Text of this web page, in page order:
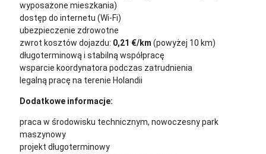
wyposażone mieszkania)
dostęp do internetu (Wi-Fi)
ubezpieczenie zdrowotne
zwrot kosztów dojazdu: 0,21 €/km (powyżej 10 km)
długoterminową i stabilną współpracę
wsparcie koordynatora podczas zatrudnienia
legalną pracę na terenie Holandii
Dodatkowe informacje:
praca w środowisku technicznym, nowoczesny park
maszynowy
projekt długoterminowy